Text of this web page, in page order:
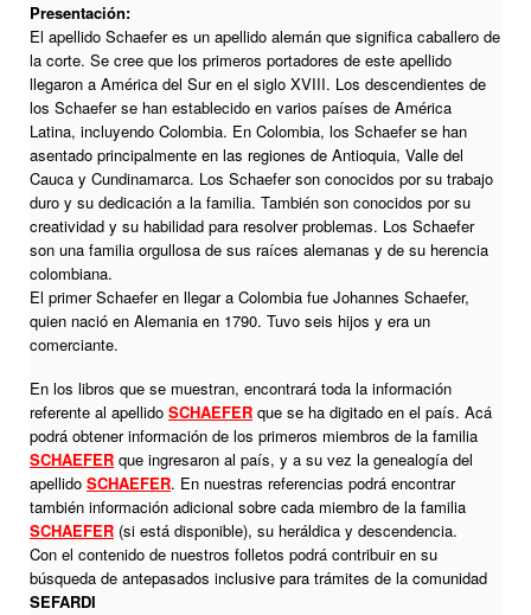
Presentación:
El apellido Schaefer es un apellido alemán que significa caballero de
la corte. Se cree que los primeros portadores de este apellido
llegaron a América del Sur en el siglo XVIII. Los descendientes de
los Schaefer se han establecido en varios países de América
Latina, incluyendo Colombia. En Colombia, los Schaefer se han
asentado principalmente en las regiones de Antioquia, Valle del
Cauca y Cundinamarca. Los Schaefer son conocidos por su trabajo
duro y su dedicación a la familia. También son conocidos por su
creatividad y su habilidad para resolver problemas. Los Schaefer
son una familia orgullosa de sus raíces alemanas y de su herencia
colombiana.
El primer Schaefer en llegar a Colombia fue Johannes Schaefer,
quien nació en Alemania en 1790. Tuvo seis hijos y era un
comerciante.
En los libros que se muestran, encontrará toda la información
referente al apellido SCHAEFER que se ha digitado en el país. Acá
podrá obtener información de los primeros miembros de la familia
SCHAEFER que ingresaron al país, y a su vez la genealogía del
apellido SCHAEFER. En nuestras referencias podrá encontrar
también información adicional sobre cada miembro de la familia
SCHAEFER (si está disponible), su heráldica y descendencia.
Con el contenido de nuestros folletos podrá contribuir en su
búsqueda de antepasados inclusive para trámites de la comunidad
SEFARDI